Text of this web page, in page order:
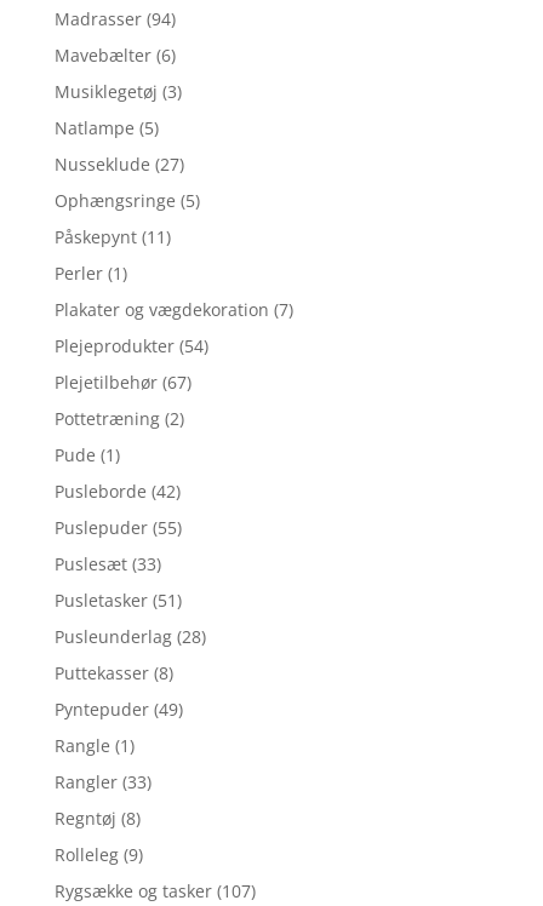
Madrasser (94)
Mavebælter (6)
Musiklegetøj (3)
Natlampe (5)
Nusseklude (27)
Ophængsringe (5)
Påskepynt (11)
Perler (1)
Plakater og vægdekoration (7)
Plejeprodukter (54)
Plejetilbehør (67)
Pottetræning (2)
Pude (1)
Pusleborde (42)
Puslepuder (55)
Puslesæt (33)
Pusletasker (51)
Pusleunderlag (28)
Puttekasser (8)
Pyntepuder (49)
Rangle (1)
Rangler (33)
Regntøj (8)
Rolleleg (9)
Rygsække og tasker (107)